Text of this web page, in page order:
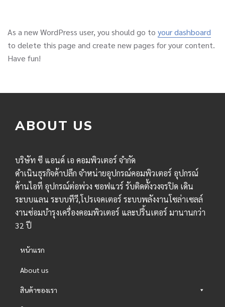
As a new WordPress user, you should go to your dashboard
to delete this page and create new pages for your content.
Have fun!
ABOUT US
บริษัท ซี แอนด์ เอ คอมพิวเตอร์ จำกัด
ดำเนินธุรกิจค้าปลีก จำหน่ายอุปกรณ์คอมพิวเตอร์ อุปกรณ์
ด้านไอที อุปกรณ์ต่อพ่วง ซอฟแวร์ รับติดตั้งวงจรปิด เดิน
ระบบแลน ระบบทีวี,โปรเจคเตอร์ ระบบพลังงานโซล่าเซลล์
งานซ่อมบำรุงเครื่องคอมพิวเตอร์ และปริ้นเตอร์ มานานกว่า
32 ปี
หน้าแรก
About us
สินค้าของเรา